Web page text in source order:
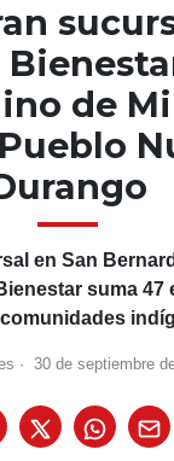
de
en San
suma 47
· 30 de septiembre